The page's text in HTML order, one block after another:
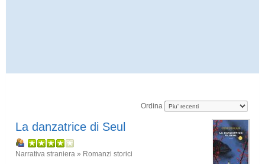
Ordina
La danzatrice di Seul
Narrativa straniera » Romanzi storici